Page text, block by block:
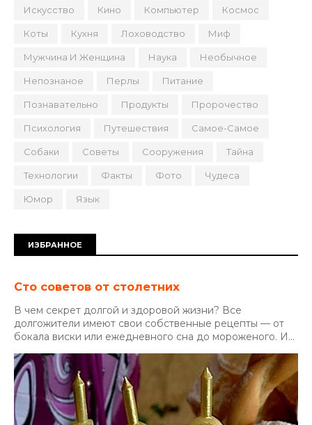
Искусство Кино Компьютер Космос
Коты Кухня Лоховодство Миф
Мужчина И Женщина Наука Необычное
Непознаное Перлы Питание
Познавательно Продукты Пророчество
Психология Путешествия Самое-Самое
Собаки Советы Сооружения Тайна
Технологии Факты Фото Чудеса
Юмор Язык
ИЗБРАННОЕ
Сто советов от столетних
В чем секрет долгой и здоровой жизни? Все
долгожители имеют свои собственные рецепты — от
бокала виски или ежедневного сна до мороженого. И...